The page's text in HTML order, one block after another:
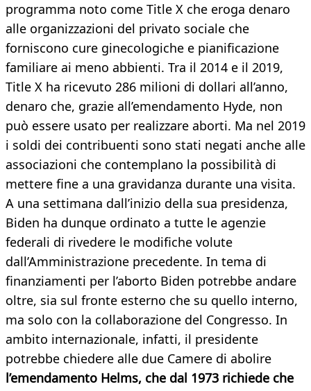
programma noto come Title X che eroga denaro
alle organizzazioni del privato sociale che
forniscono cure ginecologiche e pianificazione
familiare ai meno abbienti. Tra il 2014 e il 2019,
Title X ha ricevuto 286 milioni di dollari all’anno,
denaro che, grazie all’emendamento Hyde, non
può essere usato per realizzare aborti. Ma nel 2019
i soldi dei contribuenti sono stati negati anche alle
associazioni che contemplano la possibilità di
mettere fine a una gravidanza durante una visita.
A una settimana dall’inizio della sua presidenza,
Biden ha dunque ordinato a tutte le agenzie
federali di rivedere le modifiche volute
dall’Amministrazione precedente. In tema di
finanziamenti per l’aborto Biden potrebbe andare
oltre, sia sul fronte esterno che su quello interno,
ma solo con la collaborazione del Congresso. In
ambito internazionale, infatti, il presidente
potrebbe chiedere alle due Camere di abolire
l’emendamento Helms, che dal 1973 richiede che